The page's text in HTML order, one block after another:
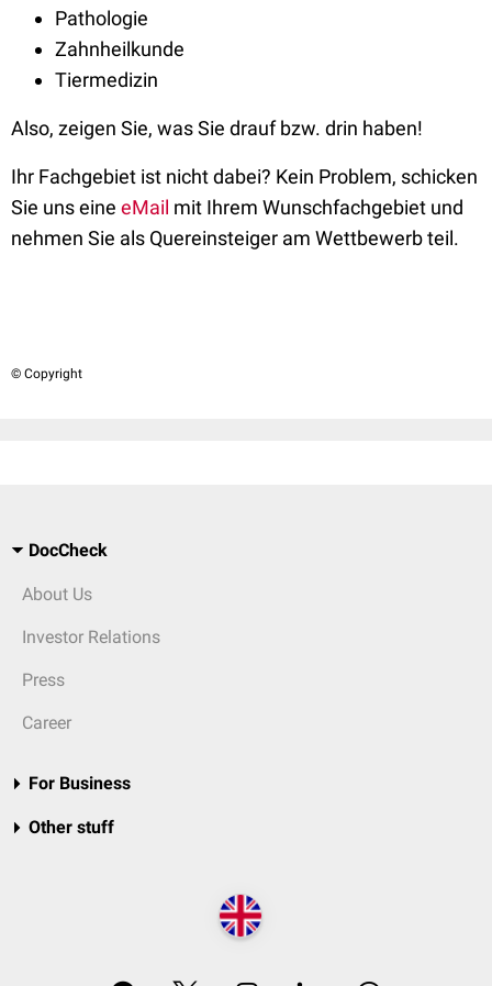
Pathologie
Zahnheilkunde
Tiermedizin
Also, zeigen Sie, was Sie drauf bzw. drin haben!
Ihr Fachgebiet ist nicht dabei? Kein Problem, schicken
Sie uns eine eMail mit Ihrem Wunschfachgebiet und
nehmen Sie als Quereinsteiger am Wettbewerb teil.
© Copyright
DocCheck
About Us
Investor Relations
Press
Career
For Business
Other stuff